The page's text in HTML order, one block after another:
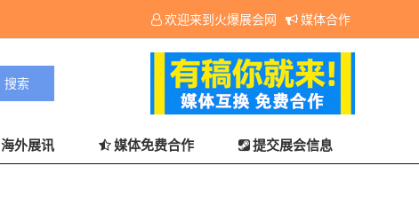
欢迎来到火爆展会网 媒体合作
海外展讯 媒体免费合作 提交展会信息